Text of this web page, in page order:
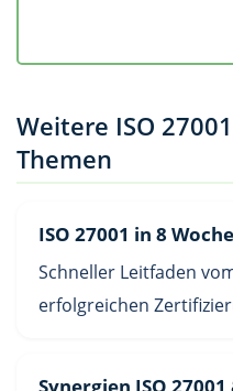
Weitere ISO
Themen
ISO 27001 in 8
Schneller Leitfaden
erfolgreichen